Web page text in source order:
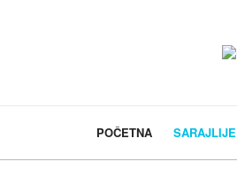
POČETNA SARAJLIJE